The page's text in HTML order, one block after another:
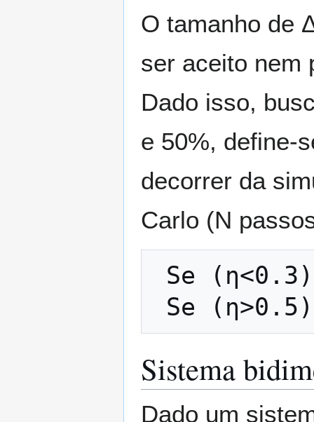
O tamanho de
ser aceito nem
Dado isso,
e 50%, define-
decorrer da
Carlo (N
Se ( η<0 . 3
Se ( η>0 . 5
Sistema
Dado um